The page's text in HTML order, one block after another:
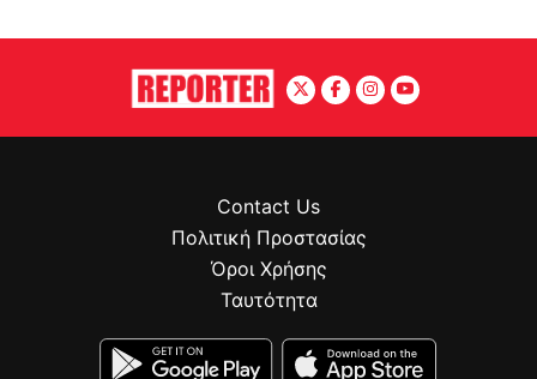
Contact Us
Πολιτική Προστασίας
Όροι Χρήσης
Ταυτότητα